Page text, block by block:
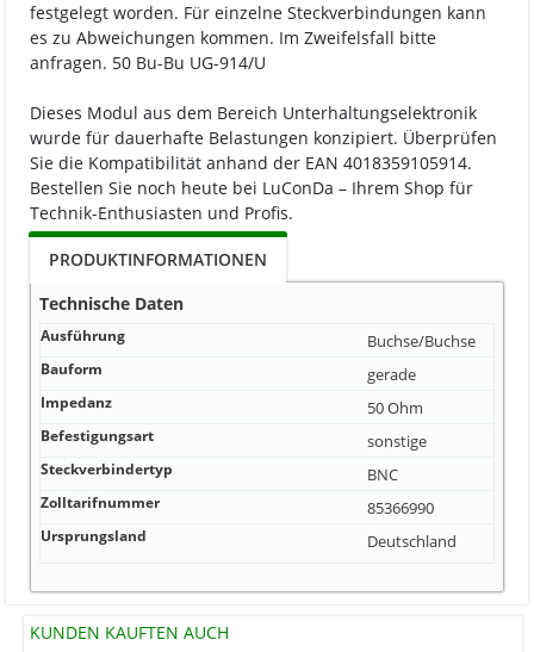
festgelegt worden. Für einzelne Steckverbindungen kann
es zu Abweichungen kommen. Im Zweifelsfall bitte
anfragen. 50 Bu-Bu UG-914/U
Dieses Modul aus dem Bereich Unterhaltungselektronik
wurde für dauerhafte Belastungen konzipiert. Überprüfen
Sie die Kompatibilität anhand der EAN 4018359105914.
Bestellen Sie noch heute bei LuConDa – Ihrem Shop für
Technik-Enthusiasten und Profis.
PRODUKTINFORMATIONEN
Technische Daten
Ausführung Buchse/Buchse
Bauform gerade
Impedanz 50 Ohm
Befestigungsart sonstige
Steckverbindertyp BNC
Zolltarifnummer 85366990
Ursprungsland Deutschland
KUNDEN KAUFTEN AUCH